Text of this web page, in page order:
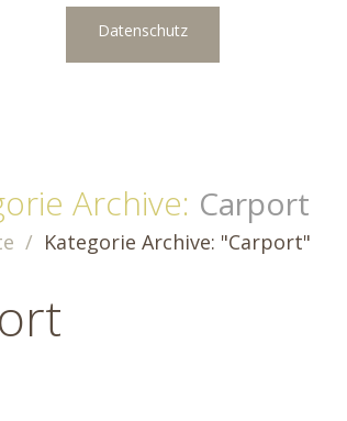
Datenschutz
Archive: Carport
Kategorie Archive: "Carport"